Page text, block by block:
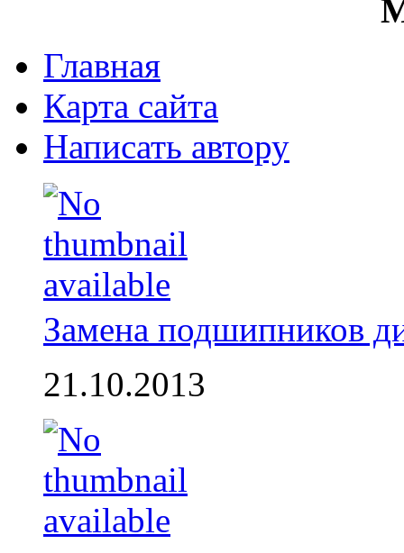
Главная
Карта сайта
Написать автору
Замена подшипников
21.10.2013